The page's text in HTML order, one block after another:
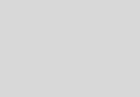
mit angeben